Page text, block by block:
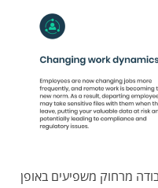
מרחוק משפיעים באופן